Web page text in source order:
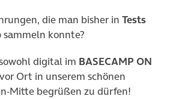
die man bisher in Tests
sammeln konnte?
digital im BASECAMP ON
Ort in unserem schönen
Mitte begrüßen zu dürfen!